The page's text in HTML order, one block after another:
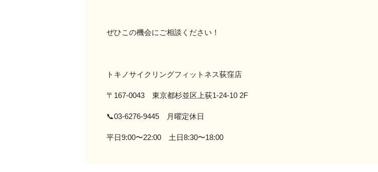
ぜひこの機会にご相談ください！
トキノサイクリングフィットネス荻窪店
〒167-0043 東京都杉並区上荻1-24-10 2F
📞03-6276-9445 月曜定休日
平日9:00〜22:00 土日8:30〜18:00